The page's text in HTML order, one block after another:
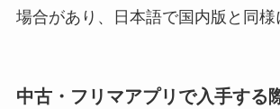
場合があり、日本語で国内版と同様
中古・フリマアプリで入手する